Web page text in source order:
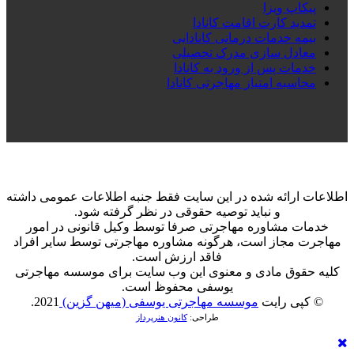
پیکاپ ویزا
تمدید کارت اقامت کانادا
بیمه خدمات درمانی کانادایی
معادل سازی مدرک تحصیلی
خدمات پس از ورود به کانادا
محاسبه امتیاز مهاجرتی کانادا
اطلاعات ارائه شده در این سایت فقط جنبه اطلاعات عمومی داشته
و نباید توصیه حقوقی در نظر گرفته شود.
خدمات مشاوره مهاجرتی صرفا توسط وکیل قانونی در امور
مهاجرت مجاز است، هرگونه مشاوره مهاجرتی توسط سایر افراد
فاقد ارزش است.
کلیه حقوق مادی و معنوی این وب سایت برای موسسه مهاجرتی
یوسفی محفوظ است.
© کپی رایت موسسه مهاجرتی یوسفی (میهن گزین) 2021.
طراحی: کانون هنرپرداز